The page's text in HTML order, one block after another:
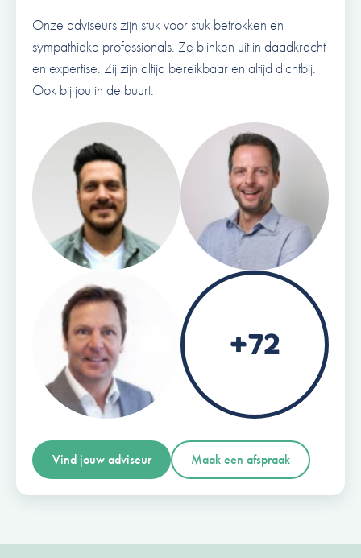
Onze adviseurs zijn stuk voor stuk betrokken en
sympathieke professionals. Ze blinken uit in daadkracht
en expertise. Zij zijn altijd bereikbaar en altijd dichtbij.
Ook bij jou in de buurt.
+72
Vind jouw adviseur Maak een afspraak